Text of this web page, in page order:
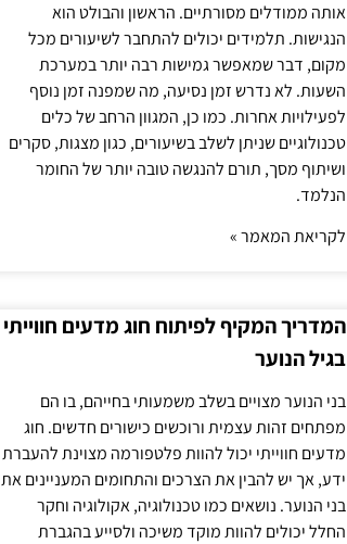
אותה ממודלים מסורתיים. הראשון והבולט הוא
הנגישות. תלמידים יכולים להתחבר לשיעורים מכל
מקום, דבר שמאפשר גמישות רבה יותר במערכת
השעות. לא נדרש זמן נסיעה, מה שמפנה זמן נוסף
לפעילויות אחרות. כמו כן, המגוון הרחב של כלים
טכנולוגיים שניתן לשלב בשיעורים, כגון מצגות, סקרים
ושיתוף מסך, תורם להנגשה טובה יותר של החומר
הנלמד.
לקריאת המאמר »
המדריך המקיף לפיתוח חוג מדעים חווייתי
בגיל הנוער
בני הנוער מצויים בשלב משמעותי בחייהם, בו הם
מפתחים זהות עצמית ורוכשים כישורים חדשים. חוג
מדעים חווייתי יכול להוות פלטפורמה מצוינת להעברת
ידע, אך יש להבין את הצרכים והתחומים המעניינים את
בני הנוער. נושאים כמו טכנולוגיה, אקולוגיה וחקר
החלל יכולים להוות מוקד משיכה ולסייע בהגברת